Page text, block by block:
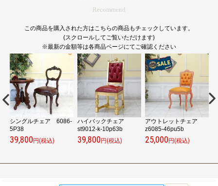
Recommend
この商品を購入された方はこちらの商品もチェックしています。
(スクロールしてご覧いただけます)
※最新の金額等は各商品ページにてご確認ください
シングルチェア 6086-
5P38
39,800円(税込)
ハイバックチェア
st9012-k-10p63b
39,800円(税込)
アウトレットチェア
z6085-46pu5b
25,000円(税込)